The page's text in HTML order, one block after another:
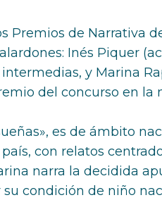
Premios de Narrativa
Inés Piquer
y Marina
del concurso en la
es de ámbito
con relatos
narra la decidida
condición de niño